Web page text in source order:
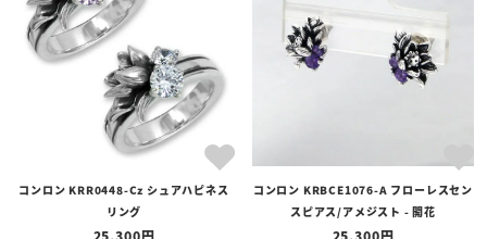
コンロン KRR0448-Cz シュアハピネス
リング
25,300
コンロン KRBCE1076-A フローレスセン
スピアス/アメジスト - 開花
25,300